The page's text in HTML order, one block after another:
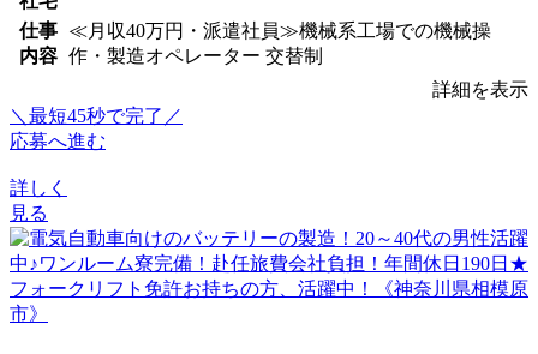
仕事
内容
≪月収40万円・派遣社員≫機械系工場での機械操
作・製造オペレーター 交替制
詳細を表示
＼最短45秒で完了／
応募へ進む
詳しく
見る